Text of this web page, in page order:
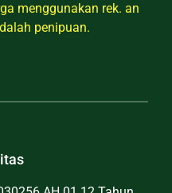
menggunakan rek. an
penipuan.